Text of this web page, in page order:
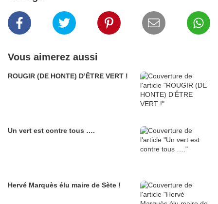
Vous aimerez aussi
ROUGIR (DE HONTE) D’ÊTRE VERT !
Un vert est contre tous ….
Hervé Marquès élu maire de Sète !